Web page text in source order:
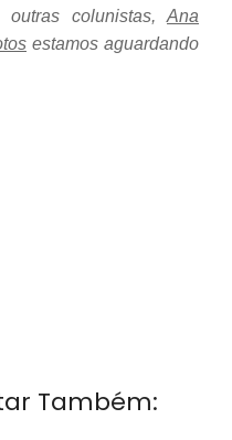
colunistas, Ana
estamos aguardando
Também: